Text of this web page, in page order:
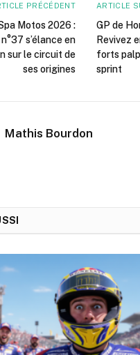
PRÉCÉDENT
Motos 2026 :
s’élance en
sur le circuit de
ses origines
ARTICLE
GP de
Revivez
forts
sprint
Mathis Bourdon